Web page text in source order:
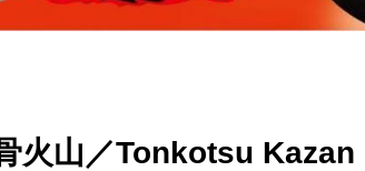
火山／Tonkotsu Kazan